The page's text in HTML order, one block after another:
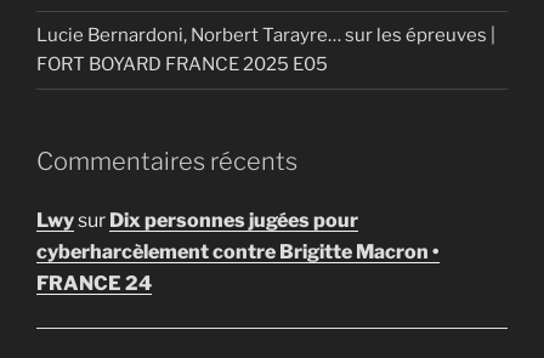
Lucie Bernardoni, Norbert Tarayre… sur les épreuves |
FORT BOYARD FRANCE 2025 E05
Commentaires récents
Lwysur Dix personnes jugées pour
cyberharcèlement contre Brigitte Macron •
FRANCE 24